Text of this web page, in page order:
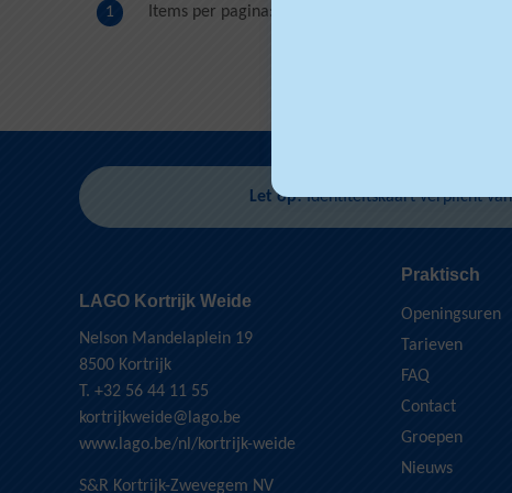
1 Items per pagina:
Let op!Identiteitskaart verplicht
LAGO Kortrijk Weide
Nelson Mandelaplein 19
8500 Kortrijk
T. +32 56 44 11 55
kortrijkweide@lago.be
www.lago.be/nl/kortrijk-weide
S&R Kortrijk-Zwevegem NV
Praktisch
Openingsuren
Tarieven
FAQ
Contact
Groepen
Nieuws